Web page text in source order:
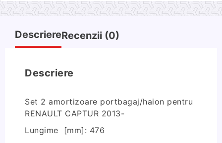
amortizoare
portbagaj/haion
pentru
RENAULT
DescriereRecenzii (0)
Descriere
Set 2 amortizoare portbagaj/haion pentru
RENAULT CAPTUR 2013-
Lungime
[mm]: 476